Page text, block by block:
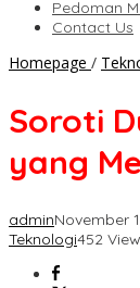
Pedoman
Contact Us
Homepage /
Soroti
yang
adminNovember
Teknologi452